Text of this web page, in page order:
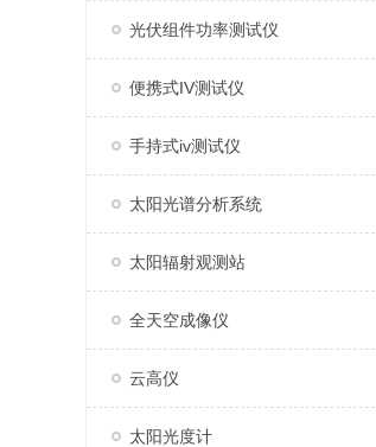
光伏组件功率测试仪
便携式IV测试仪
手持式iv测试仪
太阳光谱分析系统
太阳辐射观测站
全天空成像仪
云高仪
太阳光度计